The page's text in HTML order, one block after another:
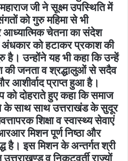
जी ने सूक्ष्म उपस्थिति में
को गुरु महिमा से भी
चेतना का संदेश
अंधकार को हटाकर प्रकाश की
है। उन्होंने यह भी कहा कि उन्हें
की जनता व श्रद्धालुओं से सदैव
आशीर्वाद प्राप्त हुआ है।
दोहराते हुए कहा कि समाज
के साथ साथ उत्तराखंड के सुदूर
शिक्षा व स्वास्थ्य सेवाएं
मिशन पूर्ण निष्ठा और
है। इस मिशन के अन्तर्गत श्री
व निकटवर्ती राज्यों